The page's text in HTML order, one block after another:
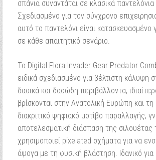
σπάνια συναντάται σε κλασικά
Σχεδιασμένο για τον σύγχρονο
αυτό το παντελόνι είναι κατασκευασμένο
σε κάθε απαιτητικό σενάριο.
Το Digital Flora Invader Gear Predator
ειδικά σχεδιασμένο για βέλτιστη κάλυψη
δασικά και δασώδη περιβάλλοντα,
βρίσκονται στην Ανατολική Ευρώπη και
διακριτικό ψηφιακό μοτίβο παραλλαγής,
αποτελεσματική διάσπαση της σιλουέτας
χρησιμοποιεί pixelated σχήματα για να
άψογα με τη φυσική βλάστηση. Ιδανικό για